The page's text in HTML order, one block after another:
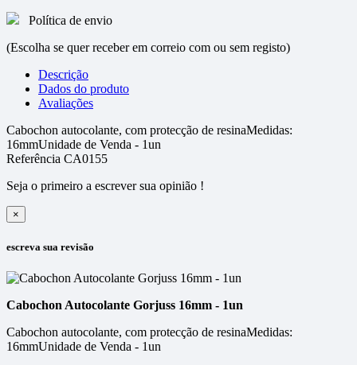
Política de envio
(Escolha se quer receber em correio com ou sem registo)
Descrição
Dados do produto
Avaliações
Cabochon autocolante, com protecção de resinaMedidas:
16mmUnidade de Venda - 1un
Referência CA0155
Seja o primeiro a escrever sua opinião !
×
escreva sua revisão
Cabochon Autocolante Gorjuss 16mm - 1un
Cabochon autocolante, com protecção de resinaMedidas:
16mmUnidade de Venda - 1un